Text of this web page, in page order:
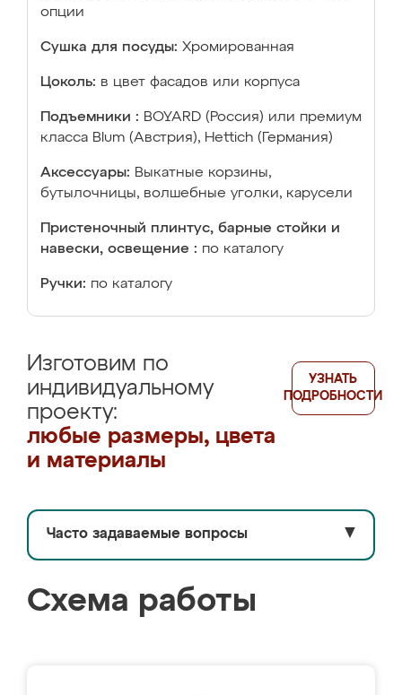
опции
Сушка для посуды: Хромированная
Цоколь: в цвет фасадов или корпуса
Подъемники : BOYARD (Россия) или премиум
класса Blum (Австрия), Hettich (Германия)
Аксессуары: Выкатные корзины,
бутылочницы, волшебные уголки, карусели
Пристеночный плинтус, барные стойки и
навески, освещение : по каталогу
Ручки: по каталогу
Изготовим по
индивидуальному
проекту:
любые размеры, цвета
и материалы
УЗНАТЬ
ПОДРОБНОСТИ
Часто задаваемые вопросы ▼
Схема работы